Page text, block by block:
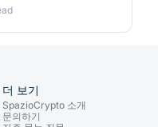
더 보기
SpazioCrypto 소개
문의하기